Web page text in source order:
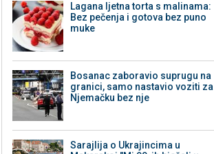
Lagana ljetna torta s malinama:
Bez pečenja i gotova bez puno
muke
Bosanac zaboravio suprugu na
granici, samo nastavio voziti za
Njemačku bez nje
Sarajlija o Ukrajincima u